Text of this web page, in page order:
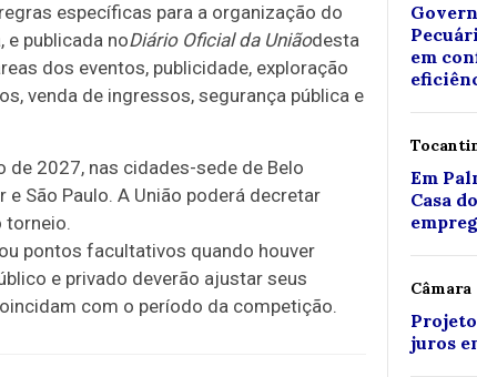
específicas para a organização do
e publicada noDiário Oficial da Uniãodesta
dos eventos, publicidade, exploração
venda de ingressos, segurança pública e
de 2027, nas cidades-sede de Belo
e São Paulo. A União poderá decretar
torneio.
pontos facultativos quando houver
e privado deverão ajustar seus
com o período da competição.
em
Em
Casa
Câmara
juros